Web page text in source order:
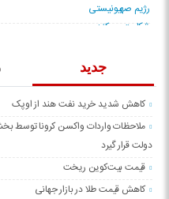
جدید
کاهش شدید خرید نفت هند از اوپک
ملاحظات واردات واکسن کرونا توسط
دولت قرار گیرد
قیمت بیت‌کوین ریخت
کاهش قیمت طلا در بازار جهانی